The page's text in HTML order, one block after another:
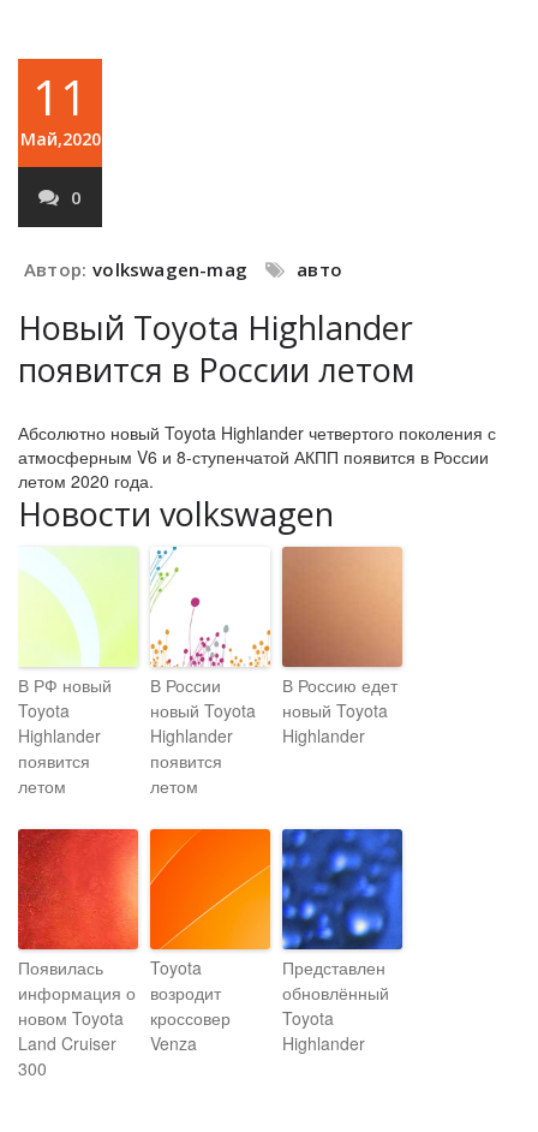
11
Май,2020
0
Автор: volkswagen-mag авто
Новый Toyota Highlander
появится в России летом
Абсолютно новый Toyota Highlander четвертого поколения с
атмосферным V6 и 8-ступенчатой АКПП появится в России
летом 2020 года.
Новости volkswagen
В РФ новый
Toyota
Highlander
появится
летом
В России
новый Toyota
Highlander
появится
летом
В Россию едет
новый Toyota
Highlander
Появилась
информация о
новом Toyota
Land Cruiser
300
Toyota
возродит
кроссовер
Venza
Представлен
обновлённый
Toyota
Highlander